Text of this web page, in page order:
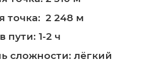
точка: 2 248 м
пути: 1-2 ч
сложности: лёгкий